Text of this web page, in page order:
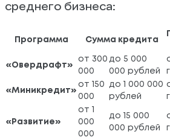
среднего бизнеса:
Программа Сумма кредита
«Овердрафт»
от 300
000
до 5 000
000 рублей
«Миникредит»
от 150
000
до 1 000 000
рублей
«Развитие»
от 1
000
000
до 15 000
000 рублей